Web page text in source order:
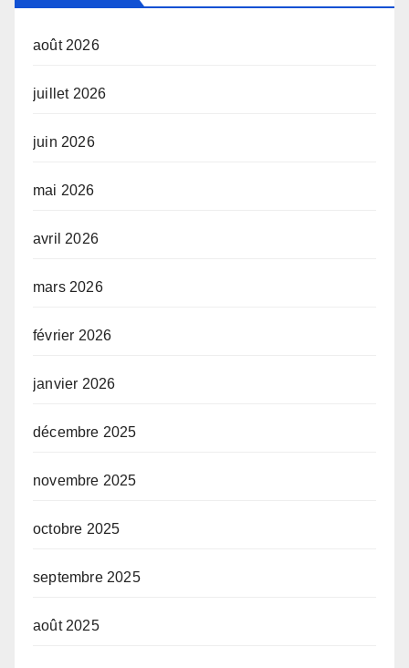
août 2026
juillet 2026
juin 2026
mai 2026
avril 2026
mars 2026
février 2026
janvier 2026
décembre 2025
novembre 2025
octobre 2025
septembre 2025
août 2025